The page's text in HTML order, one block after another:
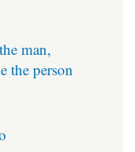
man,
the person